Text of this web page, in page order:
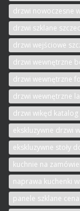
drzwi nowoczesne
drzwi szklane
drzwi wejściowe
drzwi wewnętrzne
drzwi wewnętrzne
drzwi wewnętrzne
drzwi wikęd katalog
ekskluzywne drzwi
ekskluzywne stoły
kuchnie na
naprawa kuchenki
panele szklane cena